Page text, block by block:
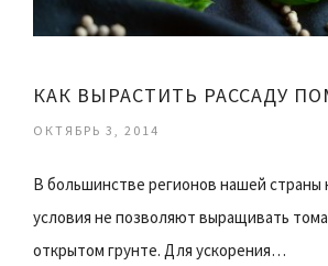
КАК ВЫРАСТИТЬ РАССАДУ
ОКТЯБРЬ 3, 2014
В большинстве регионов нашей страны
условия не позволяют выращивать
открытом грунте. Для ускорения…